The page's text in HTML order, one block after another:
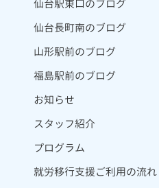
仙台駅東口のブログ
仙台長町南のブログ
山形駅前のブログ
福島駅前のブログ
お知らせ
スタッフ紹介
プログラム
就労移行支援ご利用の流れ